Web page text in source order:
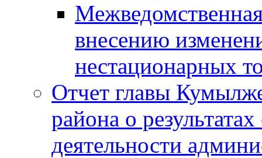
внесению
нестационарных
Отчет главы
района о
деятельности